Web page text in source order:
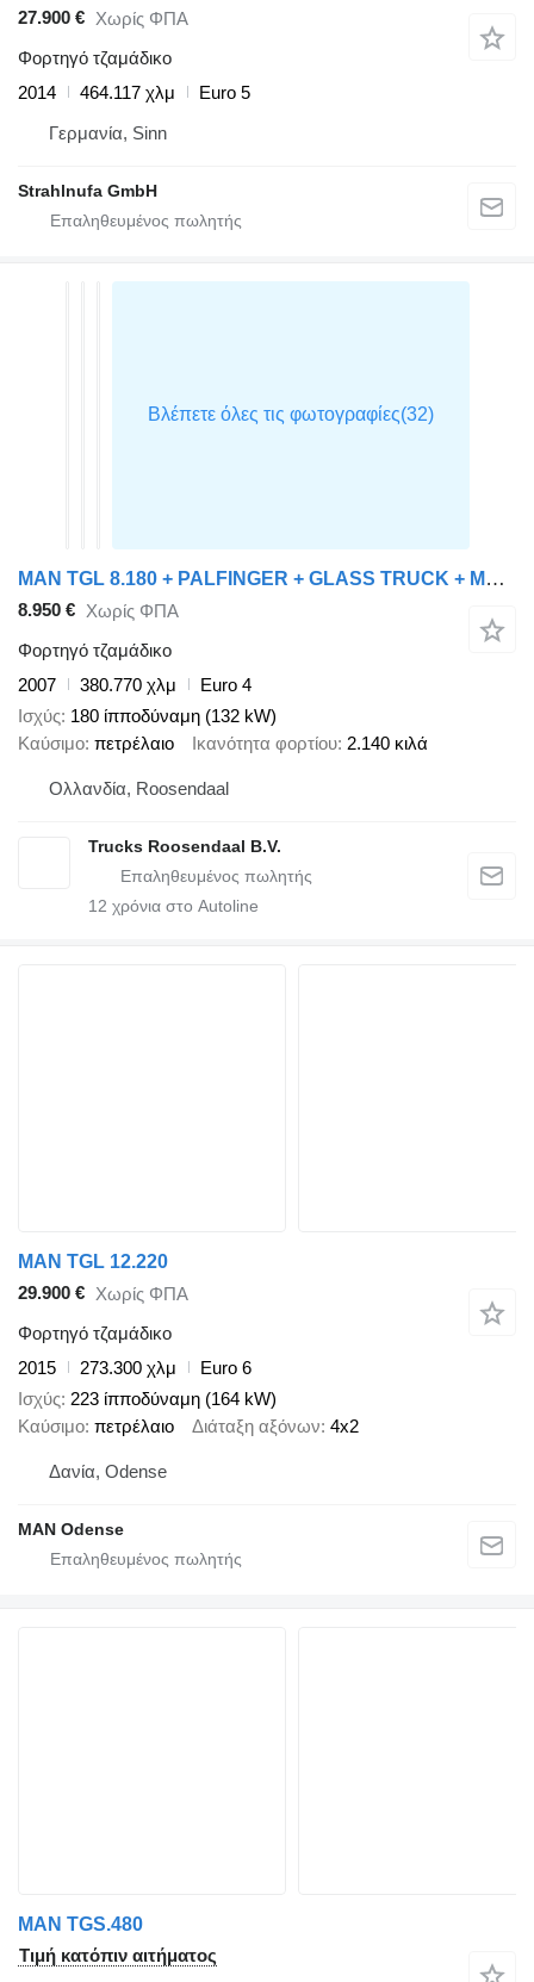
27.900 € Χωρίς ΦΠΑ
Φορτηγό τζαμάδικο
2014
464.117 χλμ
Euro 5
Γερμανία, Sinn
Strahlnufa GmbH
MAN TGL 8.180 + PALFINGER + GLASS TRUCK + MANUAL
8.950 € Χωρίς ΦΠΑ
Φορτηγό τζαμάδικο
2007
380.770 χλμ
Euro 4
Ισχύς 180 ίπποδύναμη (132 kW)
Καύσιμο πετρέλαιο Ικανότητα φορτίου 2.140 κιλά
Ολλανδία, Roosendaal
Trucks Roosendaal B.V.
12 χρόνια στο Autoline
MAN TGL 12.220
29.900 € Χωρίς ΦΠΑ
Φορτηγό τζαμάδικο
2015
273.300 χλμ
Euro 6
Ισχύς 223 ίπποδύναμη (164 kW)
Καύσιμο πετρέλαιο Διάταξη αξόνων 4x2
Δανία, Odense
MAN Odense
MAN TGS.480
Τιμή κατόπιν αιτήματος